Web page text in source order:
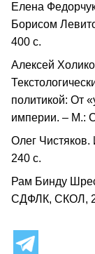
Елена
Борисом
400 с.
Алексей
политикой: От
империи. – М.:
Олег Чистяков.
240 с.
Рам Бинду
СДФЛК, СКОЛ,